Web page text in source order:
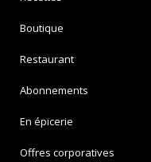
Boutique
Restaurant
Abonnements
En épicerie
Offres corporatives